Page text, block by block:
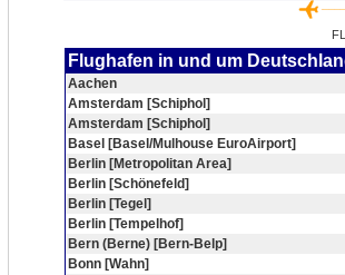
Flughafen in und um
Aachen
Amsterdam [Schiphol]
Amsterdam [Schiphol]
Basel [Basel/Mulhouse EuroAirport]
Berlin [Metropolitan Area]
Berlin [Schönefeld]
Berlin [Tegel]
Berlin [Tempelhof]
Bern (Berne) [Bern-Belp]
Bonn [Wahn]